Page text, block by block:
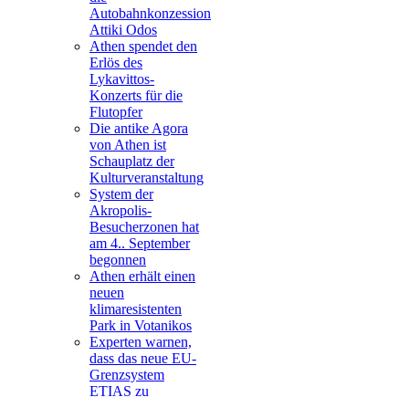
Autobahnkonzession
Attiki Odos
Athen spendet den
Erlös des
Lykavittos-
Konzerts für die
Flutopfer
Die antike Agora
von Athen ist
Schauplatz der
Kulturveranstaltung
System der
Akropolis-
Besucherzonen hat
am 4.. September
begonnen
Athen erhält einen
neuen
klimaresistenten
Park in Votanikos
Experten warnen,
dass das neue EU-
Grenzsystem
ETIAS zu